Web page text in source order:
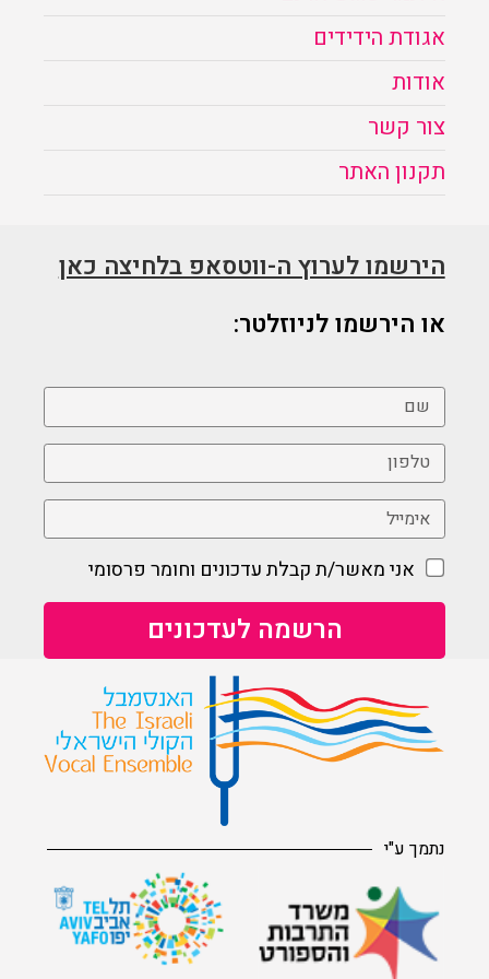
הזמנה
תקנון האתר
אגודת הידידים
אודות
צור קשר
תקנון האתר
הירשמו לערוץ ה-ווטסאפ בלחיצה כאן
או הירשמו לניוזלטר:
אני מאשר/ת קבלת עדכונים וחומר פרסומי
נתמך ע"י